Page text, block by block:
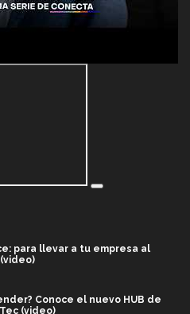
para llevar a tu empresa al
Conoce el nuevo HUB de
(video)